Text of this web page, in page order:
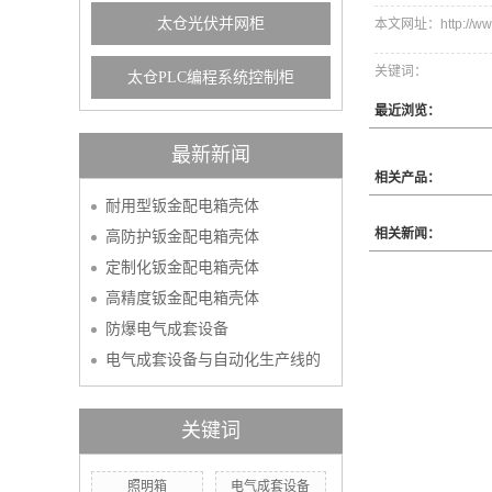
太仓光伏并网柜
太仓PLC编程系统控制柜
最新新闻
耐用型钣金配电箱壳体
高防护钣金配电箱壳体
定制化钣金配电箱壳体
高精度钣金配电箱壳体
防爆电气成套设备
电气成套设备与自动化生产线的
关键词
照明箱 电气成套设备
本文网址：http://
关键词：
最近浏览：
相关产品：
相关新闻：